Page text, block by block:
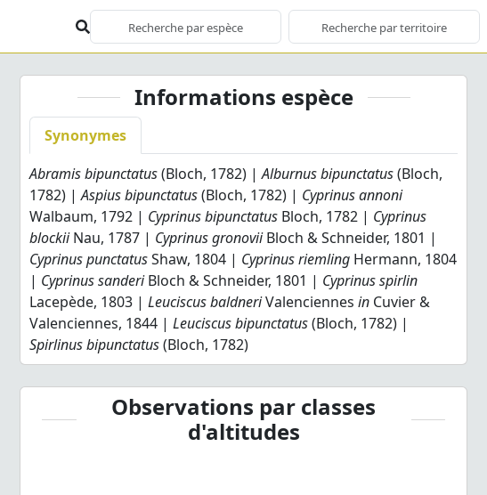
Informations espèce
Synonymes
Abramis bipunctatus(Bloch, 1782) |Alburnus bipunctatus(Bloch,
1782) |Aspius bipunctatus(Bloch, 1782) | Cyprinus annoni
Walbaum, 1792 | Cyprinus bipunctatus Bloch, 1782 | Cyprinus
blockiiNau, 1787 | Cyprinus gronoviiBloch & Schneider, 1801 |
Cyprinus punctatusShaw, 1804 | Cyprinus riemling Hermann, 1804
| Cyprinus sanderiBloch & Schneider, 1801 | Cyprinus spirlin
Lacepède, 1803 |Leuciscus baldneriValenciennesin Cuvier &
Valenciennes, 1844 |Leuciscus bipunctatus(Bloch, 1782) |
Spirlinus bipunctatus(Bloch, 1782)
Observations par classes
d'altitudes